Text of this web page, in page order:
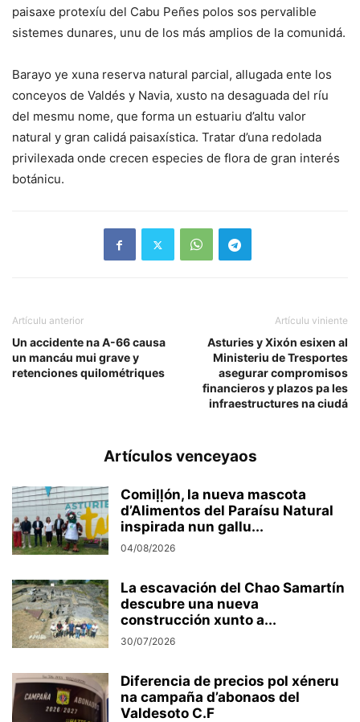
paisaxe protexíu del Cabu Peñes polos sos pervalible
sistemes dunares, unu de los más amplios de la comunidá.
Barayo ye xuna reserva natural parcial, allugada ente los
conceyos de Valdés y Navia, xusto na desaguada del ríu
del mesmu nome, que forma un estuariu d’altu valor
natural y gran calidá paisaxística. Tratar d’una redolada
privilexada onde crecen especies de flora de gran interés
botánicu.
Artículu anterior
Un accidente na A-66 causa
un mancáu mui grave y
retenciones quilométriques
Artículu viniente
Asturies y Xixón esixen al
Ministeriu de Tresportes
asegurar compromisos
financieros y plazos pa les
infraestructures na ciudá
Artículos venceyaos
Comiḷḷón, la nueva mascota
d’Alimentos del Paraísu Natural
inspirada nun gallu...
04/08/2026
La escavación del Chao Samartín
descubre una nueva
construcción xunto a...
30/07/2026
Diferencia de precios pol xéneru
na campaña d’abonaos del
Valdesoto C.F